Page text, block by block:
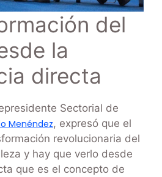
del
la
directa
Sectorial de
Menéndez, expresó que el
revolucionaria del
y hay que verlo desde
que es el concepto de